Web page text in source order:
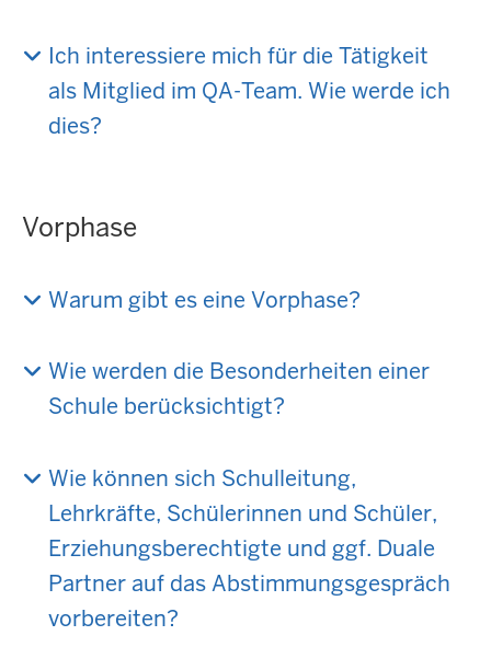
Ich interessiere mich für die Tätigkeit
als Mitglied im QA-Team. Wie werde ich
dies?
Vorphase
Warum gibt es eine Vorphase?
Wie werden die Besonderheiten einer
Schule berücksichtigt?
Wie können sich Schulleitung,
Lehrkräfte, Schülerinnen und Schüler,
Erziehungsberechtigte und ggf. Duale
Partner auf das Abstimmungsgespräch
vorbereiten?